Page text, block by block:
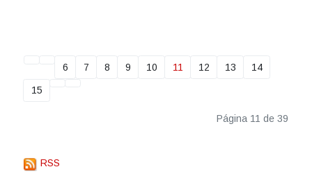
6 7 8 9 10 11 12 13 14
15
Página 11 de 39
RSS